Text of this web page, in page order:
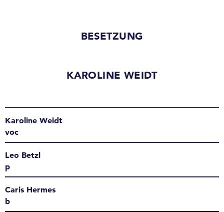
BESETZUNG
KAROLINE WEIDT
Karoline Weidt
voc
Leo Betzl
p
Caris Hermes
b